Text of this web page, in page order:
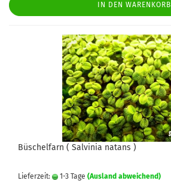
IN DEN WARENKORB
Büschelfarn ( Salvinia natans )
Lieferzeit: 1-3 Tage (Ausland abweichend)